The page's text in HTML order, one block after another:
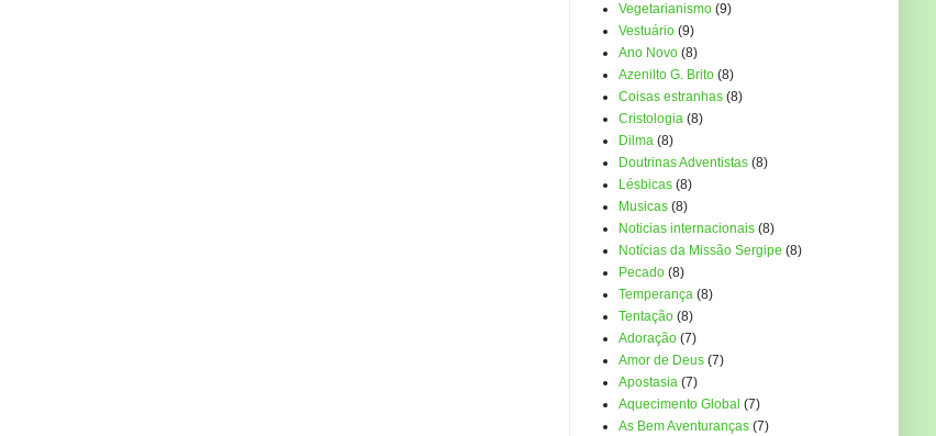
Vegetarianismo (9)
Vestuário (9)
Ano Novo (8)
Azenilto G. Brito (8)
Coisas estranhas (8)
Cristologia (8)
Dilma (8)
Doutrinas Adventistas (8)
Lésbicas (8)
Musicas (8)
Noticias internacionais (8)
Notícias da Missão Sergipe (8)
Pecado (8)
Temperança (8)
Tentação (8)
Adoração (7)
Amor de Deus (7)
Apostasia (7)
Aquecimento Global (7)
As Bem Aventuranças (7)